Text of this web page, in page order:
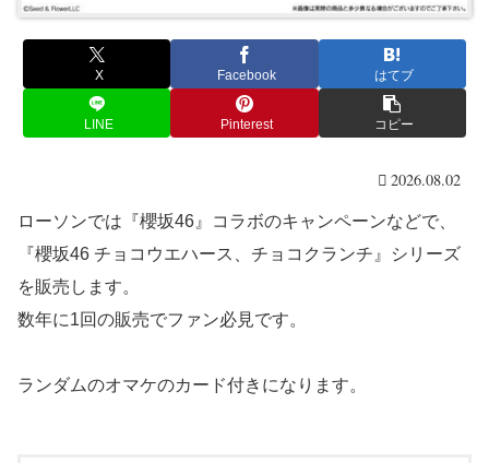
X Facebook はてブ
LINE Pinterest コピー
2026.08.02
ローソンでは『櫻坂46』コラボのキャンペーンなどで、
『櫻坂46 チョコウエハース、チョコクランチ』シリーズ
を販売します。
数年に1回の販売でファン必見です。
ランダムのオマケのカード付きになります。